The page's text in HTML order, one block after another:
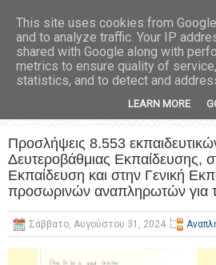
Προσλήψεις 8.553
Δευτεροβάθμιας Εκπαίδευσης,
Εκπαίδευση και στην Γενική
προσωρινών αναπληρωτών για
Σάββατο, Αυγούστου 31, 2024
This site uses cookies from
and to analyze traffic. Your IP
shared with Google along with
metrics to ensure quality of
statistics, and to detect and
LEARN MORE